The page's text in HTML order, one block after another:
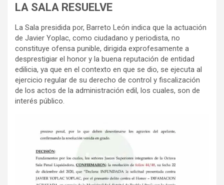
LA SALA RESUELVE
La Sala presidida por, Barreto León indica que la actuación
de Javier Yoplac, como ciudadano y periodista, no
constituye ofensa punible, dirigida exprofesamente a
desprestigiar el honor y la buena reputación de entidad
edilicia, ya que en el contexto en que se dio, se ejecuta al
ejercicio regular de su derecho de control y fiscalización
de los actos de la administración edil, los cuales, son de
interés público.